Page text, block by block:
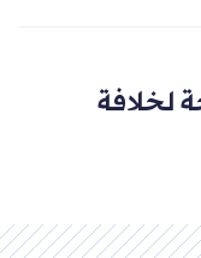
لخلافة